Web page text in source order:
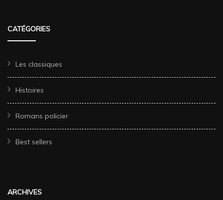
CATÉGORIES
Les classiques
Histoires
Romans policier
Best sellers
ARCHIVES